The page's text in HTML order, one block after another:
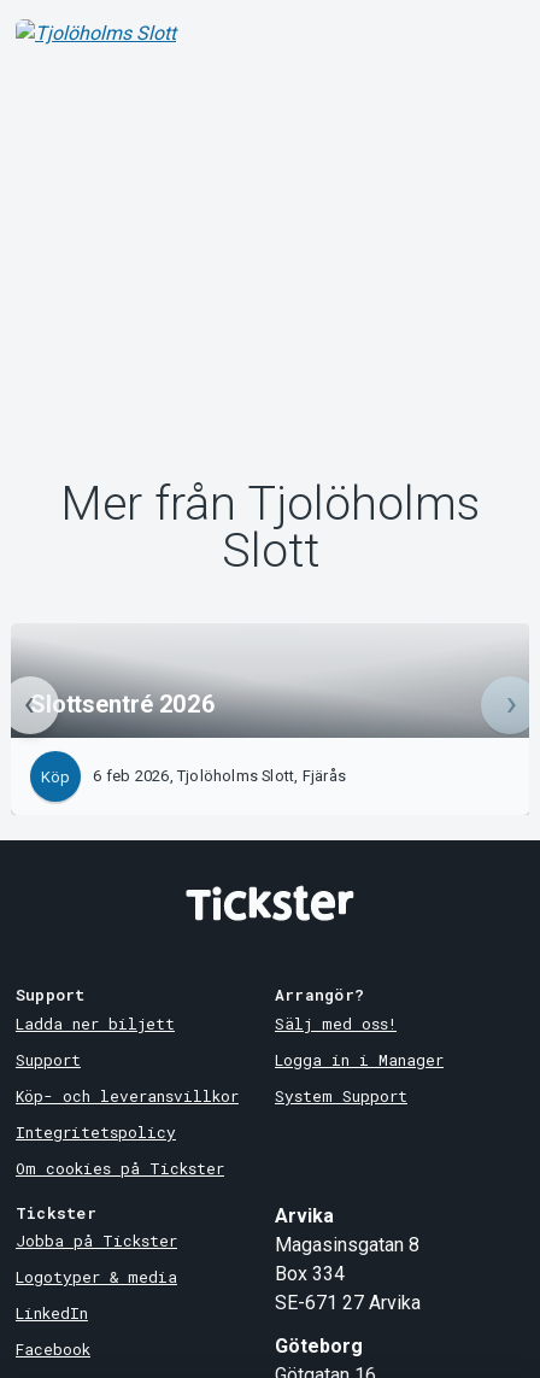
Mer från Tjolöholms
Slott
Slottsentré 2026
Köp 6 feb 2026, Tjolöholms Slott, Fjärås
Support
Ladda ner biljett
Support
Köp- och leveransvillkor
Integritetspolicy
Om cookies på Tickster
Arrangör?
Sälj med oss!
Logga in i Manager
System Support
Tickster
Jobba på Tickster
Logotyper & media
LinkedIn
Facebook
Arvika
Magasinsgatan 8
Box 334
SE-671 27 Arvika
Göteborg